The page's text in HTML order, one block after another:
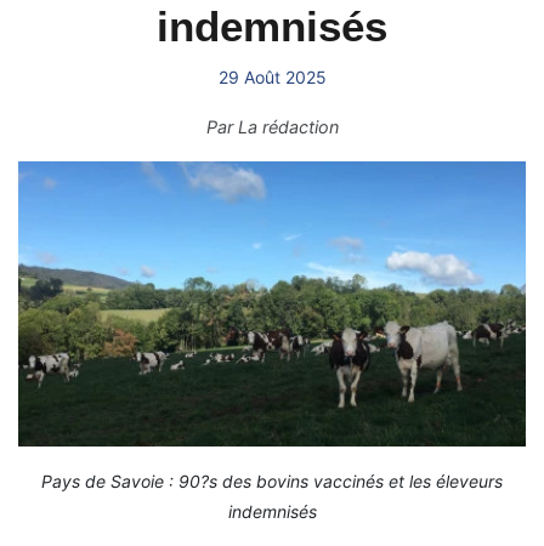
indemnisés
29 Août 2025
ParLa rédaction
Pays de Savoie : 90?s des bovins vaccinés et les éleveurs
indemnisés